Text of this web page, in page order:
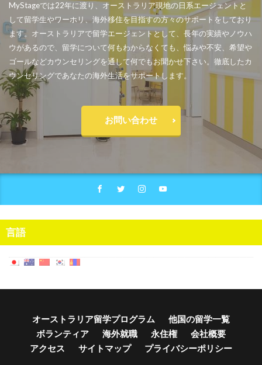
MyStageでは22年に渡り、オーストラリア現地の日系エージェントと
して留学生やワーホリ、海外移住を目指すの方々のサポートをしており
ます。オーストラリアで留学エージェントとして、長年の実績やノウハ
ウがあるので、留学について何もわからなくても、悩みや不安、希望や
ゴールなどカウンセリングを通して何でもお聞かせ下さい。徹底したカ
ウンセリングであなたの海外生活をサポートします。
お問い合わせ
言語
オーストラリア留学プログラム
他国の留学一覧
ボランティア
海外就職 永住権
会社概要
アクセス
サイトマップ プライバシーポリシー